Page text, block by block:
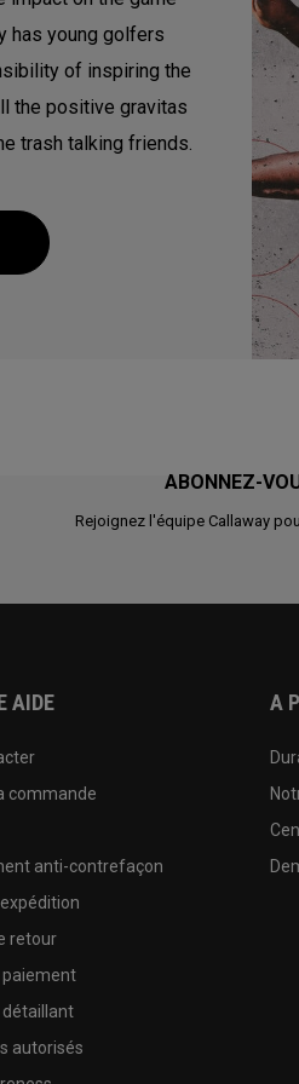
has young golfers
of inspiring the
the positive gravitas
trash talking friends.
ABONNEZ-
Rejoignez l'équipe Callaway
AIDE
commande
anti-contrefaçon
retour
paiement
détaillant
autorisés
A